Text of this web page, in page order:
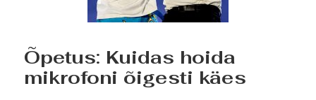
Õpetus: Kuidas hoida
mikrofoni õigesti käes